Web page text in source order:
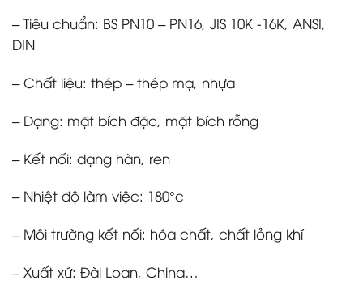
– Tiêu chuẩn: BS PN10 – PN16, JIS 10K -16K, ANSI,
DIN
– Chất liệu: thép – thép mạ, nhựa
– Dạng: mặt bích đặc, mặt bích rỗng
– Kết nối: dạng hàn, ren
– Nhiệt độ làm việc: 180°c
– Môi trường kết nối: hóa chất, chất lỏng khí
– Xuất xứ: Đài Loan, China…